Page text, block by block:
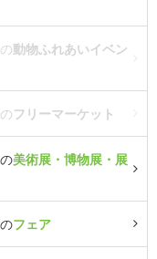
動物ふれあいイベン
フリーマーケット
美術展・博物展・展
フェア